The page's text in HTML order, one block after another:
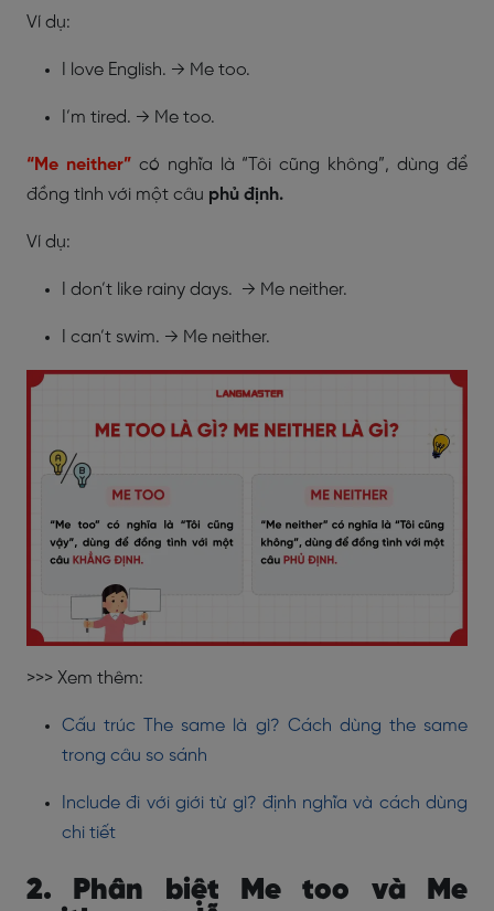
Ví dụ:
I love English. → Me too.
I’m tired. → Me too.
“Me neither”có nghĩa là “Tôi cũng không”, dùng để
đồng tình với một câu phủ định.
Ví dụ:
I don’t like rainy days. → Me neither.
I can’t swim. → Me neither.
>>> Xem thêm:
Cấu trúc The same là gì? Cách dùng the same
trong câu so sánh
Include đi với giới từ gì? định nghĩa và cách dùng
chi tiết
2. Phân biệt Me too và Me